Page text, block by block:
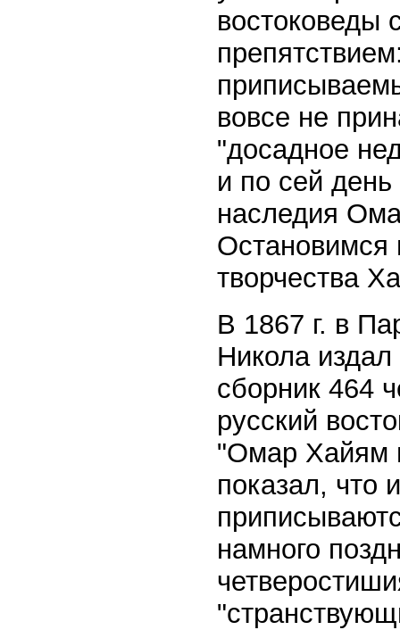
востоковеды
вовсе не
"досадное
и по сей день
наследия
Остановимся
творчества
В 1867 г. в
Никола
сборник 464
русский
"Омар Хайям
показал, что
намного